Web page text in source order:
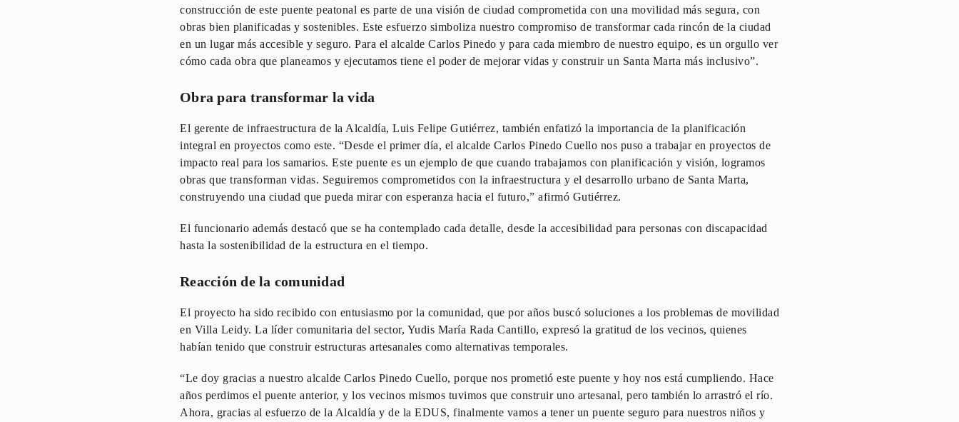
construcción de este puente peatonal es parte de una visión de ciudad comprometida con una movilidad más segura, con
obras bien planificadas y sostenibles. Este esfuerzo simboliza nuestro compromiso de transformar cada rincón de la ciudad
en un lugar más accesible y seguro. Para el alcalde Carlos Pinedo y para cada miembro de nuestro equipo, es un orgullo ver
cómo cada obra que planeamos y ejecutamos tiene el poder de mejorar vidas y construir un Santa Marta más inclusivo”.
Obra para transformar la vida
El gerente de infraestructura de la Alcaldía, Luis Felipe Gutiérrez, también enfatizó la importancia de la planificación
integral en proyectos como este. “Desde el primer día, el alcalde Carlos Pinedo Cuello nos puso a trabajar en proyectos de
impacto real para los samarios. Este puente es un ejemplo de que cuando trabajamos con planificación y visión, logramos
obras que transforman vidas. Seguiremos comprometidos con la infraestructura y el desarrollo urbano de Santa Marta,
construyendo una ciudad que pueda mirar con esperanza hacia el futuro,” afirmó Gutiérrez.
El funcionario además destacó que se ha contemplado cada detalle, desde la accesibilidad para personas con discapacidad
hasta la sostenibilidad de la estructura en el tiempo.
Reacción de la comunidad
El proyecto ha sido recibido con entusiasmo por la comunidad, que por años buscó soluciones a los problemas de movilidad
en Villa Leidy. La líder comunitaria del sector, Yudis María Rada Cantillo, expresó la gratitud de los vecinos, quienes
habían tenido que construir estructuras artesanales como alternativas temporales.
“Le doy gracias a nuestro alcalde Carlos Pinedo Cuello, porque nos prometió este puente y hoy nos está cumpliendo. Hace
años perdimos el puente anterior, y los vecinos mismos tuvimos que construir uno artesanal, pero también lo arrastró el río.
Ahora, gracias al esfuerzo de la Alcaldía y de la EDUS, finalmente vamos a tener un puente seguro para nuestros niños y